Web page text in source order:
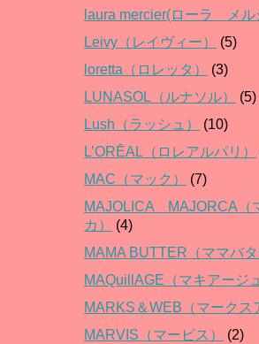
laura mercier(ローラ メル
Leivy（レイヴィー）
(5)
loretta（ロレッタ）
(3)
LUNASOL（ルナソル）
(5)
Lush（ラッシュ）
(10)
L’ORĒAL（ロレアルパリ）
MAC（マック）
(7)
MAJOLICA MAJORCA（
カ）
(4)
MAMA BUTTER（ママバタ
MAQuillAGE（マキアージュ
MARKS＆WEB（マークス
MARVIS（マービス）
(2)